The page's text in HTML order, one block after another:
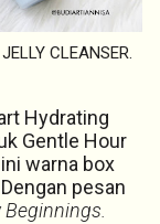
CLEANSER.
Hydrating
Gentle Hour
warna box
pesan